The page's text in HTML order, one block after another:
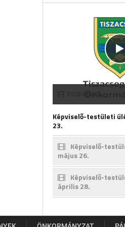
Képviselő-testületi
23.
Képviselő-
május 26.
Képviselő-
április 28.